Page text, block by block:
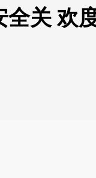
全关 欢